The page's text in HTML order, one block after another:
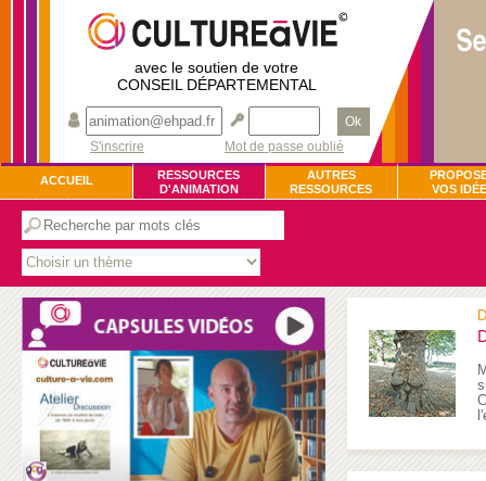
avec le soutien de votre
CONSEIL DÉPARTEMENTAL
Ok
S'inscrire
Mot de passe oublié
ACCUEIL
RESSOURCES
D'ANIMATION
AUTRES
RESSOURCES
VOS